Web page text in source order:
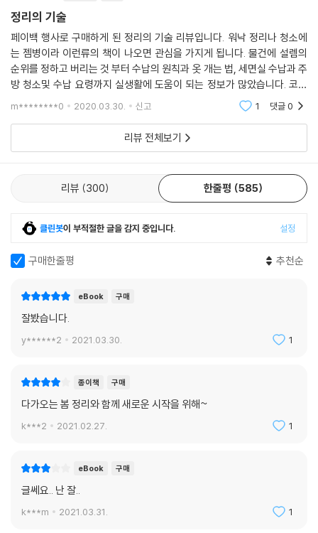
정리의 기술
페이백 행사로 구매하게 된 정리의 기술 리뷰입니다. 워낙 정리나 청소에
는 젬병이라 이런류의 책이 나오면 관심을 가지게 됩니다. 물건에 설렘의
순위를 정하고 버리는 것 부터 수납의 원칙과 옷 개는 법, 세면실 수납과 주
방 청소및 수납 요령까지 실생활에 도움이 되는 정보가 많았습니다. 코로
나로 집에 있는 시간이 많아졌는데 내일 당장 옷장 정리부터 하고 싶네요.
m********0 2020.03.30. 신고 1 댓글0
리뷰 전체보기
리뷰 300 한줄평 585
클린봇이 부적절한 글을 감지 중입니다. 설정
구매한줄평 추천순
eBook 구매
잘봤습니다.
y******2 2021.03.30. 1
종이책 구매
다가오는 봄 정리와 함께 새로운 시작을 위해~
k***2 2021.02.27. 1
eBook 구매
글쎄요.. 난 잘..
k***m 2021.03.31. 1